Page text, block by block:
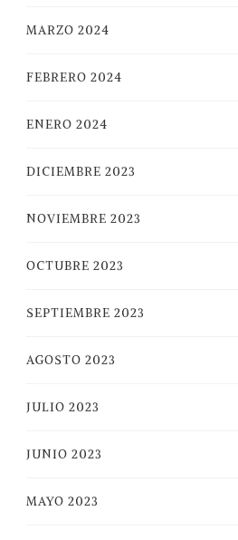
MARZO 2024
FEBRERO 2024
ENERO 2024
DICIEMBRE 2023
NOVIEMBRE 2023
OCTUBRE 2023
SEPTIEMBRE 2023
AGOSTO 2023
JULIO 2023
JUNIO 2023
MAYO 2023